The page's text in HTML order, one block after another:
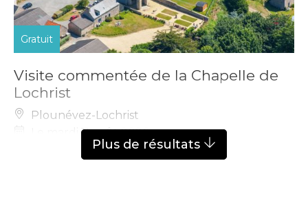
Gratuit
Visite commentée de la Chapelle de
Lochrist
Plounévez-Lochrist
Le mardi 11 août 2026
Plus de résultats